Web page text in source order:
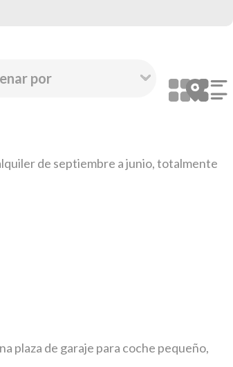
de septiembre a junio, totalmente
plaza de garaje para coche pequeño,